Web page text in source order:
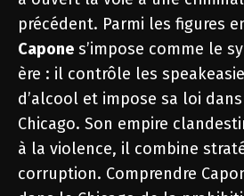
précédent. Parmi les figures
Capone s’impose comme le
ère : il contrôle les
d’alcool et impose sa loi
Chicago. Son empire
à la violence, il combine
corruption. Comprendre